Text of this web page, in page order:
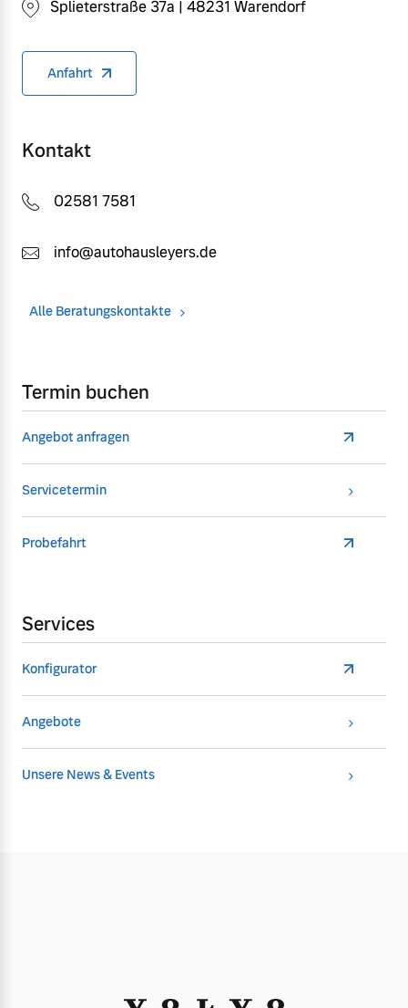
Splieterstraße 37a | 48231 Warendorf
Anfahrt
Kontakt
02581 7581
info@autohausleyers.de
Alle Beratungskontakte
Termin buchen
Angebot anfragen
Servicetermin
Probefahrt
Services
Konfigurator
Angebote
Unsere News & Events